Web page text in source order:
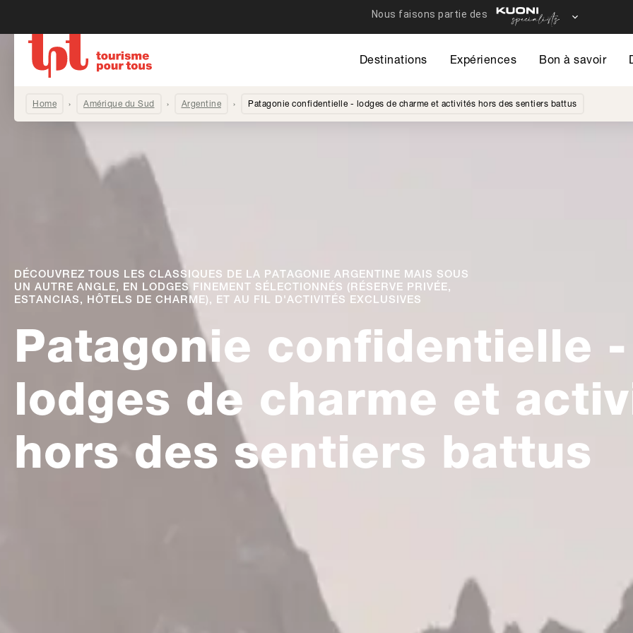
Destinations Expériences Bon à savoir
Home Amérique du Sud Argentine Patagonie confidentielle - lodges de charme et activités hors des sentiers battus
Patagonie confidentielle -
lodges de charme et
hors des sentiers battus
DÉCOUVREZ TOUS LES CLASSIQUES DE LA PATAGONIE ARGENTINE MAIS SOUS
UN AUTRE ANGLE, EN LODGES FINEMENT SÉLECTIONNÉS (RÉSERVE PRIVÉE,
ESTANCIAS, HÔTELS DE CHARME), ET AU FIL D'ACTIVITÉS EXCLUSIVES